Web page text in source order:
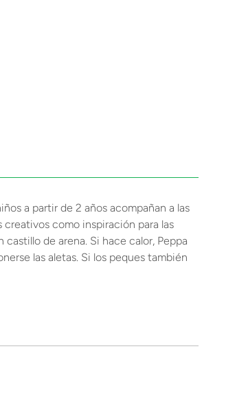
a partir de 2 años acompañan a las
como inspiración para las
de arena. Si hace calor, Peppa
las aletas. Si los peques también